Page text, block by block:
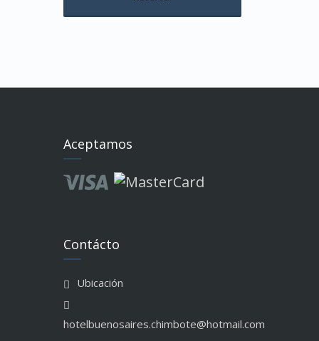
Aceptamos
Contácto
Ubicación
hotelbuenosaires.chimbote@hotmail.com